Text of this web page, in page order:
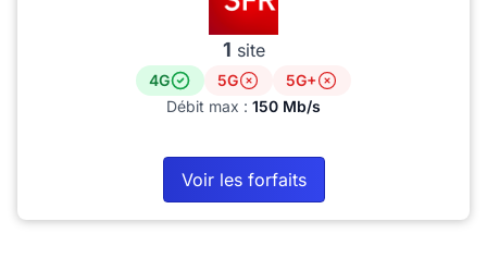
1 site
4G 5G
5G+
Débit max : 150 Mb/s
Voir les forfaits